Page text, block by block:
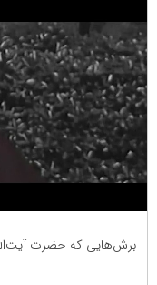
برش‌هایی كه حضرت